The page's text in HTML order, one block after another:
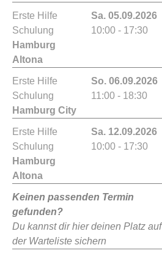
Erste Hilfe
Schulung
Hamburg
Altona
Sa. 05.09.2026
10:00 - 17:30
Erste Hilfe
Schulung
Hamburg City
So. 06.09.2026
11:00 - 18:30
Erste Hilfe
Schulung
Hamburg
Altona
Sa. 12.09.2026
10:00 - 17:30
Keinen passenden Termin
gefunden?
Du kannst dir hier deinen Platz auf
der Warteliste sichern